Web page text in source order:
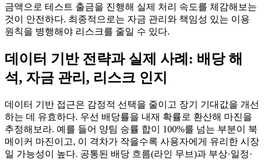
금액으로 테스트 출금을 진행해 실제 처리 속도를 체감해보는
것이 안전하다. 최종적으로는 자금 관리와 책임성 있는 이용
원칙을 병행해야 리스크를 줄일 수 있다.
데이터 기반 전략과 실제 사례: 배당 해
석, 자금 관리, 리스크 인지
데이터 기반 접근은 감정적 선택을 줄이고 장기 기대값을 개선
하는 데 유효하다. 우선 배당률을 내재 확률로 환산해 마진을
추정해보라. 예를 들어 양팀 승률 합이 100%를 넘는 부분이 북
메이커 마진이고, 이 격차가 작을수록 사용자에게 유리한 시장
일 가능성이 높다. 공통된 배당 흐름(라인 무브)과 부상·일정·